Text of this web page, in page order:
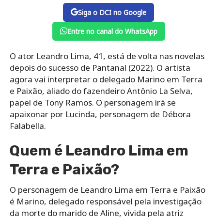
Siga o DCI no Google
Entre no canal do WhatsApp
O ator Leandro Lima, 41, está de volta nas novelas
depois do sucesso de Pantanal (2022). O artista
agora vai interpretar o delegado Marino em Terra
e Paixão, aliado do fazendeiro Antônio La Selva,
papel de Tony Ramos. O personagem irá se
apaixonar por Lucinda, personagem de Débora
Falabella.
Quem é Leandro Lima em
Terra e Paixão?
O personagem de Leandro Lima em Terra e Paixão
é Marino, delegado responsável pela investigação
da morte do marido de Aline, vivida pela atriz